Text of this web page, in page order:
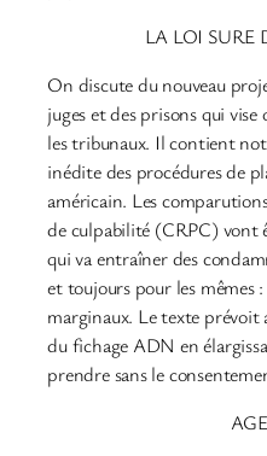
LA LOI
On discute du nouveau
juges et des prisons qui
les tribunaux. Il contient
inédite des procédures de
américain. Les
de culpabilité (CRPC) vont
qui va entraîner des
et toujours pour les mêmes :
marginaux. Le texte prévoit
du fichage ADN en
prendre sans le